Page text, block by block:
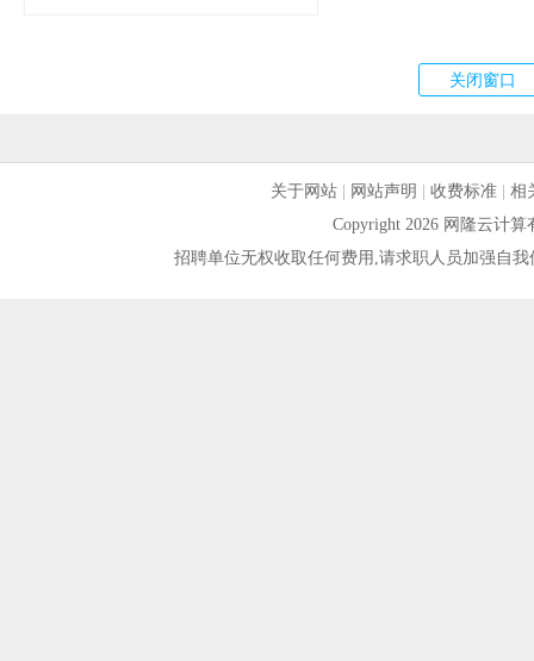
关于网站 网站声明 |收费标准 |相
Copyright 2026 网隆云计
招聘单位无权收取任何费用,请求职人员加强自